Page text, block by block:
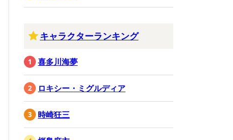
キャラクターランキング
喜多川海夢
ロキシー・ミグルディア
時崎狂三